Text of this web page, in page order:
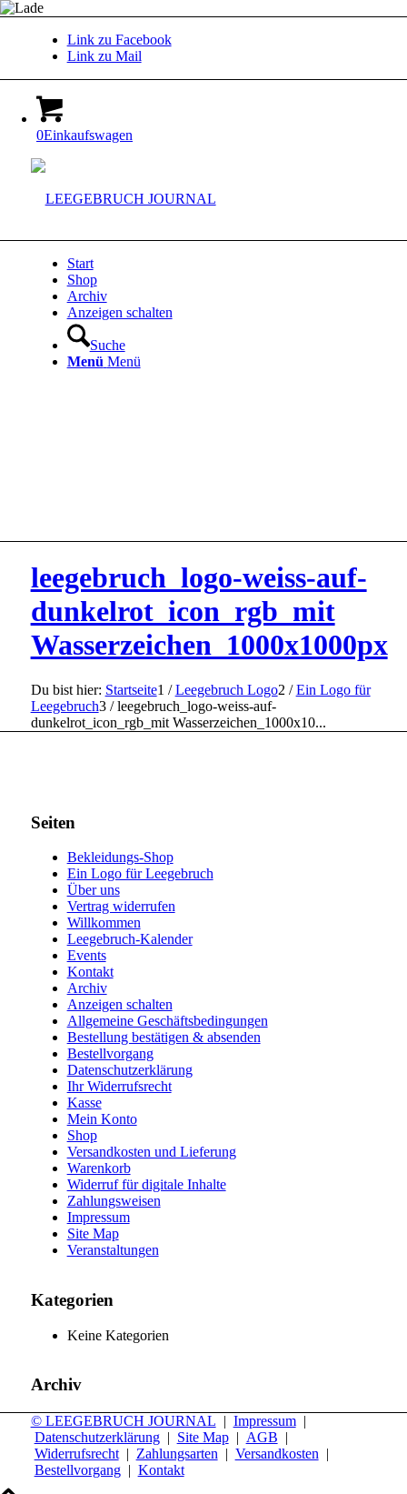
Link zu Facebook
Link zu Mail
0Einkaufswagen
Start
Shop
Archiv
Anzeigen schalten
Suche
Menü Menü
leegebruch_logo-weiss-auf-
dunkelrot_icon_rgb_mit
Wasserzeichen_1000x1000px
Du bist hier: Startseite1 / Leegebruch Logo2 / Ein Logo für
Leegebruch3 / leegebruch_logo-weiss-auf-
dunkelrot_icon_rgb_mit Wasserzeichen_1000x10...
Seiten
Bekleidungs-Shop
Ein Logo für Leegebruch
Über uns
Vertrag widerrufen
Willkommen
Leegebruch-Kalender
Events
Kontakt
Archiv
Anzeigen schalten
Allgemeine Geschäftsbedingungen
Bestellung bestätigen & absenden
Bestellvorgang
Datenschutzerklärung
Ihr Widerrufsrecht
Kasse
Mein Konto
Shop
Versandkosten und Lieferung
Warenkorb
Widerruf für digitale Inhalte
Zahlungsweisen
Impressum
Site Map
Veranstaltungen
Kategorien
Keine Kategorien
Archiv
© LEEGEBRUCH JOURNAL | Impressum|
Datenschutzerklärung| Site Map| AGB |
Widerrufsrecht| Zahlungsarten | Versandkosten |
Bestellvorgang| Kontakt